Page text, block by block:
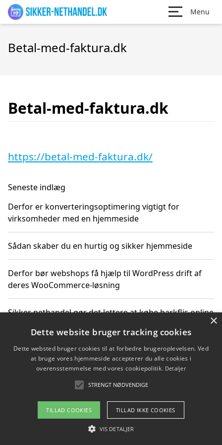
Menu
Betal-med-faktura.dk
Betal-med-faktura.dk
https://betal-med-faktura.dk/
Seneste indlæg
Derfor er konverteringsoptimering vigtigt for
virksomheder med en hjemmeside
Sådan skaber du en hurtig og sikker hjemmeside
Derfor bør webshops få hjælp til WordPress drift af
deres WooCommerce-løsning
Sikker nethandel gør det lettere at købe barkflis online
Ting du bør vide før du vælger webbureau i Aarhus
Copyright 2026 - Pilanto Aps
Om / kontakt
Blog Betingelser
×
Dette website bruger tracking cookies
Dette websted bruger cookies til at forbedre brugeroplevelsen. Ved
at bruge vores hjemmeside accepterer du alle cookies i
overensstemmelse med vores cookiepolitik. Detaljer
STRENGT NØDVENDIGE
TILLAD COOKIES TILLAD IKKE COOKIES
VIS DETALJER